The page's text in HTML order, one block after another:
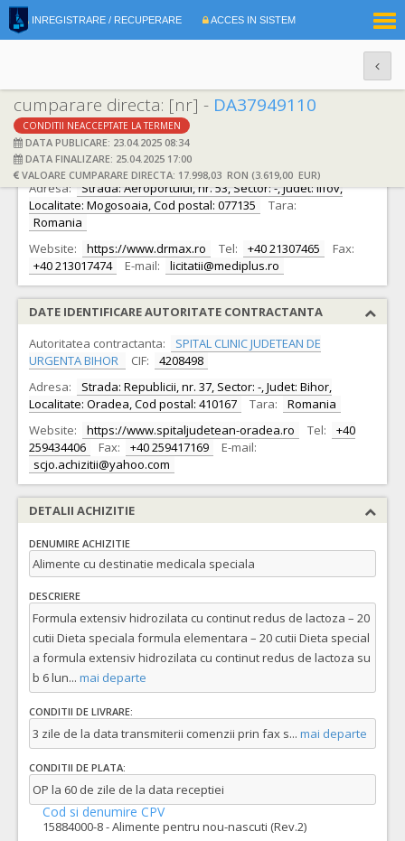
INREGISTRARE / RECUPERARE ACCES IN SISTEM
cumparare directa: [nr] - DA37949110
CONDITII NEACCEPTATE LA TERMEN
DATA PUBLICARE: 23.04.2025 08:34
DATA FINALIZARE: 25.04.2025 17:00
VALOARE CUMPARARE DIRECTA: 17.998,03 RON (3.619,00 EUR)
DATE IDENTIFICARE OFERTANT
Ofertant: S.C. DR.MAX S.R.L.
Adresa:
Strada: Aeroportului, nr. 53, Sector: -, Judet: Ilfov,
Localitate: Mogosoaia, Cod postal: 077135
Tara:
Romania
Website:
https://www.drmax.ro Tel: +40 21307465
Fax:
+40 213017474
E-mail: licitatii@mediplus.ro
DATE IDENTIFICARE AUTORITATE CONTRACTANTA
Autoritatea contractanta:
SPITAL CLINIC JUDETEAN DE
URGENTA BIHOR
CIF:
4208498
Adresa:
Strada: Republicii, nr. 37, Sector: -, Judet: Bihor,
Localitate: Oradea, Cod postal: 410167
Tara:
Romania
Website:
https://www.spitaljudetean-oradea.ro Tel:
+40
259434406
Fax: +40 259417169
E-mail:
scjo.achizitii@yahoo.com
DETALII ACHIZITIE
DENUMIRE ACHIZITIE
Alimente cu destinatie medicala speciala
DESCRIERE
Formula extensiv hidrozilata cu continut redus de lactoza – 20
cutii Dieta speciala formula elementara – 20 cutii Dieta special
a formula extensiv hidrozilata cu continut redus de lactoza su
b 6 lun... mai departe
CONDITII DE LIVRARE:
3 zile de la data transmiterii comenzii prin fax s... mai departe
CONDITII DE PLATA:
OP la 60 de zile de la data receptiei
Cod si denumire CPV
15884000-8 - Alimente pentru nou-nascuti (Rev.2)